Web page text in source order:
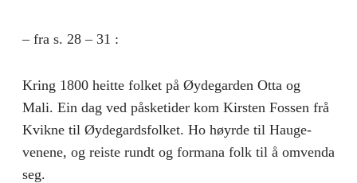
– fra s. 28 – 31 :
Kring 1800 heitte folket på Øydegarden Otta og
Mali. Ein dag ved påsketider kom Kirsten Fossen frå
Kvikne til Øydegardsfolket. Ho høyrde til Hauge-
venene, og reiste rundt og formana folk til å omvenda
seg.